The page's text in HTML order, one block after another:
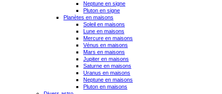
Neptune en signe
Pluton en signe
Planètes en maisons
Soleil en maisons
Lune en maisons
Mercure en maisons
Vénus en maisons
Mars en maisons
Jupiter en maisons
Saturne en maisons
Uranus en maisons
Neptune en maisons
Pluton en maisons